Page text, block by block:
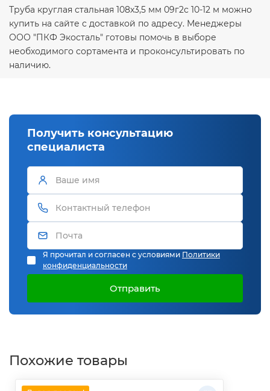
Труба круглая стальная 108х3,5 мм 09г2с 10-12 м можно
купить на сайте с доставкой по адресу. Менеджеры
ООО "ПКФ Экосталь" готовы помочь в выборе
необходимого сортамента и проконсультировать по
наличию.
Получить консультацию
специалиста
Я прочитал и согласен с условиями Политики
конфиденциальности
Отправить
Похожие товары